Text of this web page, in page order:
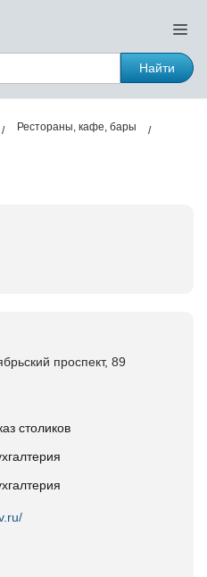
Найти
Рестораны, кафе, бары
проспект, 89
столиков